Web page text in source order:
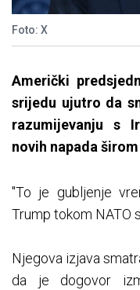
Foto: X
Američki
srijedu ujutro da
razumijevanju s
novih napada
"To je gubljenje
Trump tokom NATO
Njegova izjava
da je dogovor